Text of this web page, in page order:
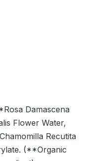
Damascena
Flower Water,
Recutita
(**Organic